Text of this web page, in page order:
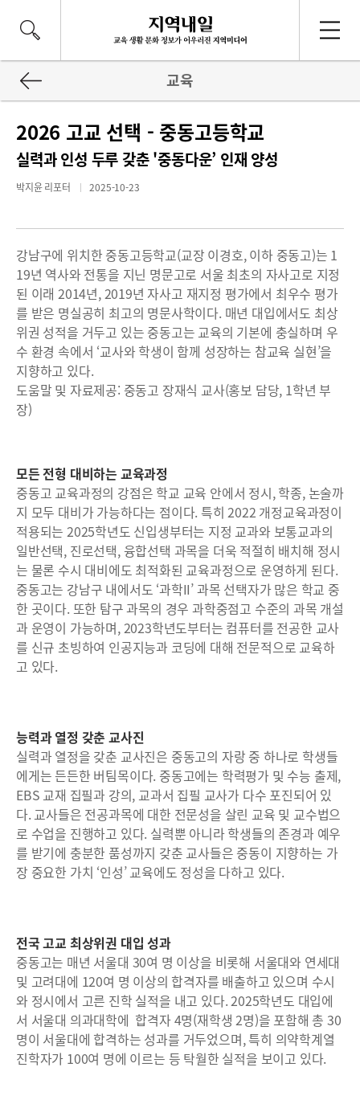
교육
2026 고교 선택 - 중동고등학교
실력과 인성 두루 갖춘 '중동다운’ 인재 양성
박지윤 리포터 2025-10-23
강남구에 위치한 중동고등학교(교장 이경호, 이하 중동고)는 1
19년 역사와 전통을 지닌 명문고로 서울 최초의 자사고로 지정
된 이래 2014년, 2019년 자사고 재지정 평가에서 최우수 평가
를 받은 명실공히 최고의 명문사학이다. 매년 대입에서도 최상
위권 성적을 거두고 있는 중동고는 교육의 기본에 충실하며 우
수 환경 속에서 ‘교사와 학생이 함께 성장하는 참교육 실현’을
지향하고 있다.
도움말 및 자료제공: 중동고 장재식 교사(홍보 담당, 1학년 부
장)
모든 전형 대비하는 교육과정
중동고 교육과정의 강점은 학교 교육 안에서 정시, 학종, 논술까
지 모두 대비가 가능하다는 점이다. 특히 2022 개정교육과정이
적용되는 2025학년도 신입생부터는 지정 교과와 보통교과의
일반선택, 진로선택, 융합선택 과목을 더욱 적절히 배치해 정시
는 물론 수시 대비에도 최적화된 교육과정으로 운영하게 된다.
중동고는 강남구 내에서도 ‘과학II’ 과목 선택자가 많은 학교 중
한 곳이다. 또한 탐구 과목의 경우 과학중점고 수준의 과목 개설
과 운영이 가능하며, 2023학년도부터는 컴퓨터를 전공한 교사
를 신규 초빙하여 인공지능과 코딩에 대해 전문적으로 교육하
고 있다.
능력과 열정 갖춘 교사진
실력과 열정을 갖춘 교사진은 중동고의 자랑 중 하나로 학생들
에게는 든든한 버팀목이다. 중동고에는 학력평가 및 수능 출제,
EBS 교재 집필과 강의, 교과서 집필 교사가 다수 포진되어 있
다. 교사들은 전공과목에 대한 전문성을 살린 교육 및 교수법으
로 수업을 진행하고 있다. 실력뿐 아니라 학생들의 존경과 예우
를 받기에 충분한 품성까지 갖춘 교사들은 중동이 지향하는 가
장 중요한 가치 ‘인성’ 교육에도 정성을 다하고 있다.
전국 고교 최상위권 대입 성과
중동고는 매년 서울대 30여 명 이상을 비롯해 서울대와 연세대
및 고려대에 120여 명 이상의 합격자를 배출하고 있으며 수시
와 정시에서 고른 진학 실적을 내고 있다. 2025학년도 대입에
서 서울대 의과대학에 합격자 4명(재학생 2명)을 포함해 총 30
명이 서울대에 합격하는 성과를 거두었으며, 특히 의약학계열
진학자가 100여 명에 이르는 등 탁월한 실적을 보이고 있다.